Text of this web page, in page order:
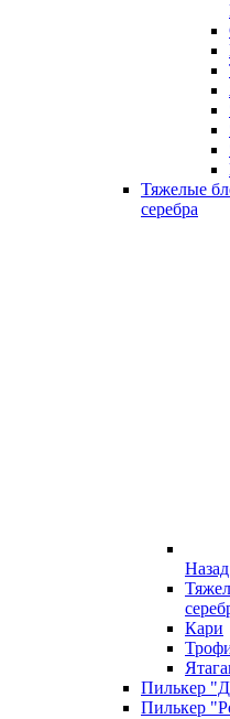
Тяжелые
серебра
Назад
Кари
Пилькер
Пилькер